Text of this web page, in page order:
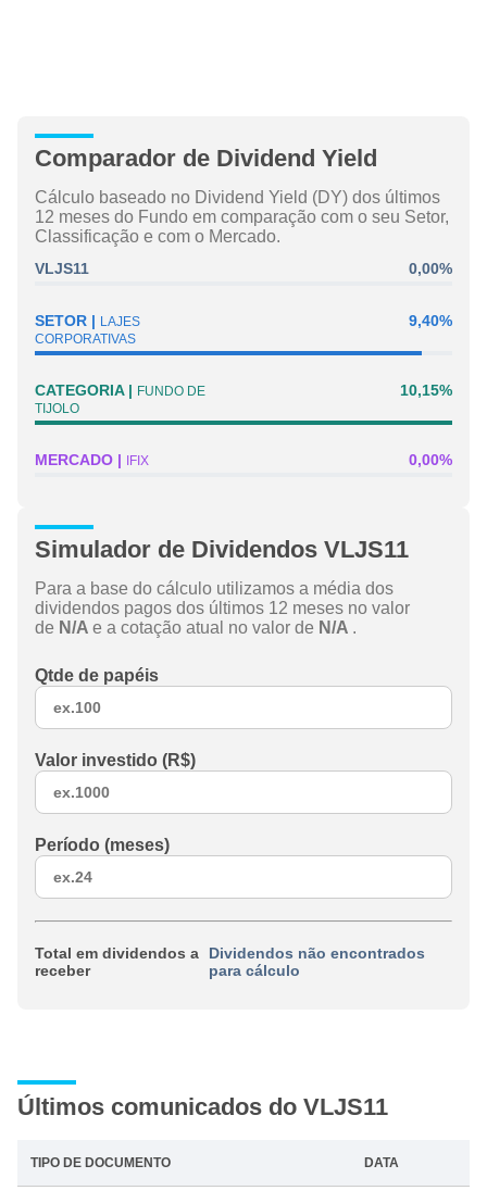
Comparador de Dividend Yield
Cálculo baseado no Dividend Yield (DY) dos últimos
12 meses do Fundo em comparação com o seu Setor,
Classificação e com o Mercado.
VLJS11 0,00%
SETOR
LAJES
CORPORATIVAS
9,40%
CATEGORIA
FUNDO DE
TIJOLO
10,15%
MERCADO IFIX 0,00%
Simulador de Dividendos VLJS11
Para a base do cálculo utilizamos a média dos
dividendos pagos dos últimos 12 meses no valor
de N/A e a cotação atual no valor de N/A .
Qtde de papéis
Valor investido (R$)
Período (meses)
Total em dividendos a
receber
Dividendos não encontrados
para cálculo
Últimos comunicados do VLJS11
TIPO DE DOCUMENTO DATA